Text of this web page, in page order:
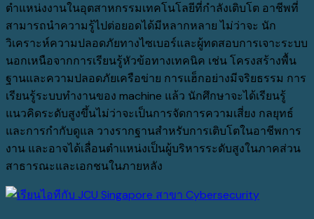
ตำแหน่งงานในอุตสาหกรรมเทคโนโลยีที่กำลังเติบโต อาชีพที่
สามารถนำความรู้ไปต่อยอดได้มีหลากหลาย ไม่ว่าจะ นัก
วิเคราะห์ความปลอดภัยทางไซเบอร์และผู้ทดสอบการเจาะระบบ
นอกเหนือจากการเรียนรู้หัวข้อทางเทคนิค เช่น โครงสร้างพื้น
ฐานและความปลอดภัยเครือข่าย การแฮ็กอย่างมีจริยธรรม การ
เรียนรู้ระบบทำงานของ machine แล้ว นักศึกษาจะได้เรียนรู้
แนวคิดระดับสูงขึ้นไม่ว่าจะเป็นการจัดการความเสี่ยง กลยุทธ์
และการกำกับดูแล วางรากฐานสำหรับการเติบโตในอาชีพการ
งาน และอาจได้เลื่อนตำแหน่งเป็นผู้บริหารระดับสูงในภาคส่วน
สาธารณะและเอกชนในภายหลัง